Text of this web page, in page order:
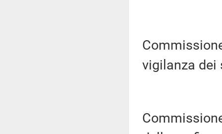
vigilanza dei